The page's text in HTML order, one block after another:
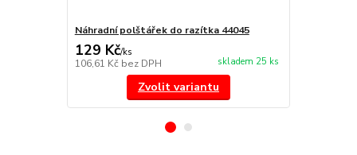
Náhradní polštářek do razítka 44045
129 Kč/ks
106,61 Kč bez DPH skladem 25 ks
Zvolit variantu